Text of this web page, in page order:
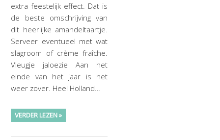
extra feestelijk effect. Dat is
de beste omschrijving van
dit heerlijke amandeltaartje.
Serveer eventueel met wat
slagroom of crème fraîche.
Vleugje jaloezie Aan het
einde van het jaar is het
weer zover. Heel Holland…
VERDER LEZEN »